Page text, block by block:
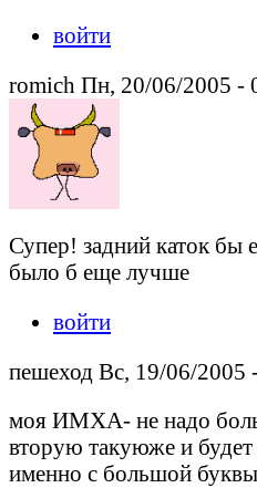
войти
romich Пн, 20/06/2005 -
Супер! задний каток бы
было б еще лучше
войти
пешеход Вс, 19/06/2005
моя ИМХА- не надо
вторую такуюже и
именно с большой